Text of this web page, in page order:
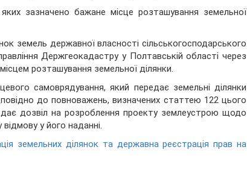
зазначено бажане місце розташування земельної
земель державної власності сільськогосподарського
Держгеокадастру у Полтавській області через
розташування земельної ділянки.
самоврядування, який передає земельні ділянки
до повноважень, визначених статтею 122 цього
дозвіл на розроблення проекту землеустрою щодо
у його наданні.
земельних ділянок та державна реєстрація прав на